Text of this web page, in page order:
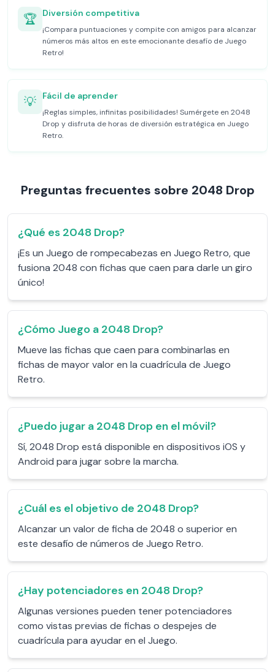
🏆 Diversión competitiva
¡Compara puntuaciones y compite con amigos para alcanzar
números más altos en este emocionante desafío de Juego
Retro!
💡 Fácil de aprender
¡Reglas simples, infinitas posibilidades! Sumérgete en 2048
Drop y disfruta de horas de diversión estratégica en Juego
Retro.
Preguntas frecuentes sobre 2048 Drop
¿Qué es 2048 Drop?
¡Es un Juego de rompecabezas en Juego Retro, que
fusiona 2048 con fichas que caen para darle un giro
único!
¿Cómo Juego a 2048 Drop?
Mueve las fichas que caen para combinarlas en
fichas de mayor valor en la cuadrícula de Juego
Retro.
¿Puedo jugar a 2048 Drop en el móvil?
Sí, 2048 Drop está disponible en dispositivos iOS y
Android para jugar sobre la marcha.
¿Cuál es el objetivo de 2048 Drop?
Alcanzar un valor de ficha de 2048 o superior en
este desafío de números de Juego Retro.
¿Hay potenciadores en 2048 Drop?
Algunas versiones pueden tener potenciadores
como vistas previas de fichas o despejes de
cuadrícula para ayudar en el Juego.